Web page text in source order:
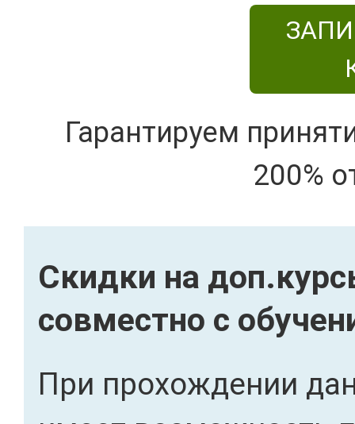
Гарантируем
200%
Скидки на
совместно с
При прохождении